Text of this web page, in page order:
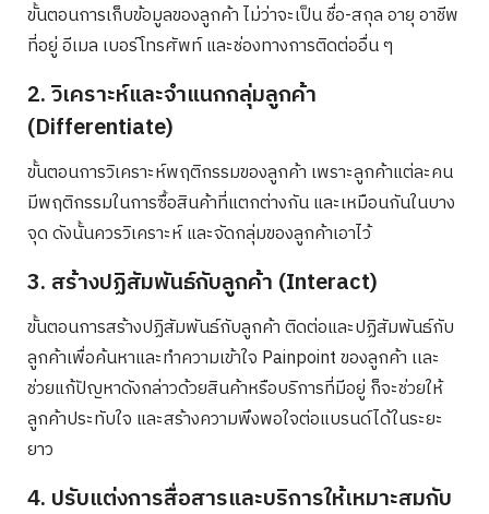
ขั้นตอนการเก็บข้อมูลของลูกค้า ไม่ว่าจะเป็น ชื่อ-สกุล อายุ อาชีพ
ที่อยู่ อีเมล เบอร์โทรศัพท์ และช่องทางการติดต่ออื่น ๆ
2. วิเคราะห์และจำแนกกลุ่มลูกค้า
(Differentiate)
ขั้นตอนการวิเคราะห์พฤติกรรมของลูกค้า เพราะลูกค้าแต่ละคน
มีพฤติกรรมในการซื้อสินค้าที่แตกต่างกัน และเหมือนกันในบาง
จุด ดังนั้นควรวิเคราะห์ และจัดกลุ่มของลูกค้าเอาไว้
3. สร้างปฏิสัมพันธ์กับลูกค้า (Interact)
ขั้นตอนการสร้างปฏิสัมพันธ์กับลูกค้า ติดต่อและปฏิสัมพันธ์กับ
ลูกค้าเพื่อค้นหาและทำความเข้าใจ Painpoint ของลูกค้า เเละ
ช่วยแก้ปัญหาดังกล่าวด้วยสินค้าหรือบริการที่มีอยู่ ก็จะช่วยให้
ลูกค้าประทับใจ และสร้างความพึงพอใจต่อแบรนด์ได้ในระยะ
ยาว
4. ปรับแต่งการสื่อสารและบริการให้เหมาะสมกับ